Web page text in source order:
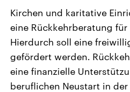
Landtagswahl Sachsen-Anhalt
2026
Alle Informationen
Sachsen-Anhalt wählt am 6.
September 2026 einen neuen
Landtag. Seit 2021 wird das
Bundesland von einer Koalition
Kirchen und karitative
eine Rückkehrberatung
Hierdurch soll eine
gefördert werden.
eine finanzielle
beruflichen Neustart in der